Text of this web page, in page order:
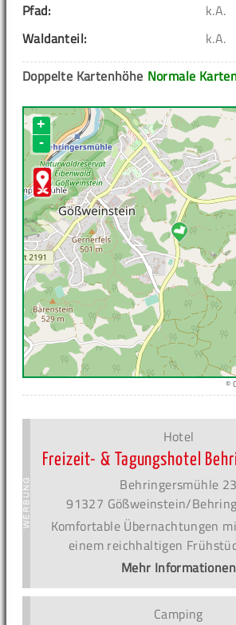
Pfad:
k.A.
Waldanteil:
k.A.
Normale
Doppelte Kartenhöhe
+
-
©
Hotel
Freizeit- & Tagungshotel
Behringersmühle 23
91327 Gößweinstein/
Komfortable Übernachtungen
einem reichhaltigen
Mehr Informationen
Camping